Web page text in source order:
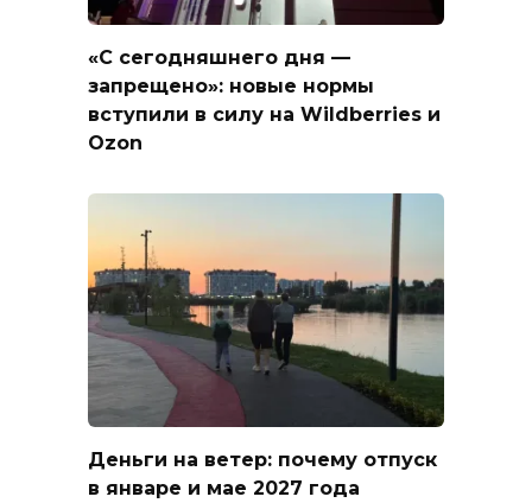
«С сегодняшнего дня —
запрещено»: новые нормы
вступили в силу на Wildberries и
Ozon
Деньги на ветер: почему отпуск
в январе и мае 2027 года